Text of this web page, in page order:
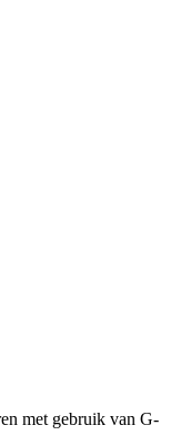
met gebruik van G-